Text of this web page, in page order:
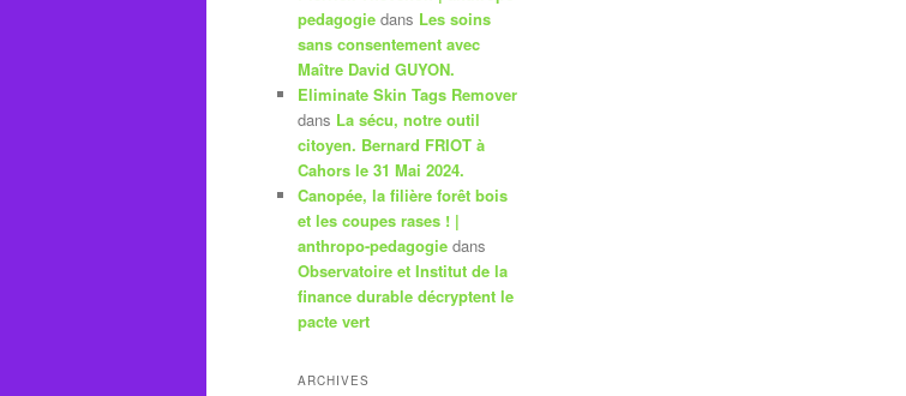
pedagogie dans Les soins
sans consentement avec
Maître David GUYON.
Eliminate Skin Tags Remover
dans La sécu, notre outil
citoyen. Bernard FRIOT à
Cahors le 31 Mai 2024.
Canopée, la filière forêt bois
et les coupes rases ! |
anthropo-pedagogie dans
Observatoire et Institut de la
finance durable décryptent le
pacte vert
ARCHIVES